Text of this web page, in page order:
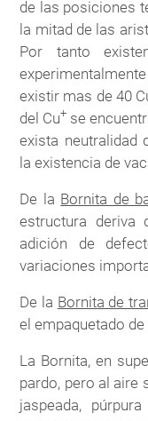
de las posiciones
la mitad de las
Por tanto
existir mas de 40
del Cu+ se
exista neutralidad
la existencia de
De la Bornita de
estructura deriva
adición de
variaciones
De la Bornita de
el empaquetado de
La Bornita, en
pardo, pero al aire
jaspeada,